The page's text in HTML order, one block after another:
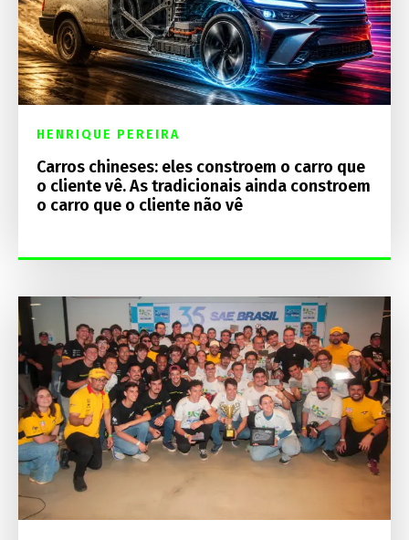
HENRIQUE PEREIRA
Carros chineses: eles constroem o carro que
o cliente vê. As tradicionais ainda constroem
o carro que o cliente não vê